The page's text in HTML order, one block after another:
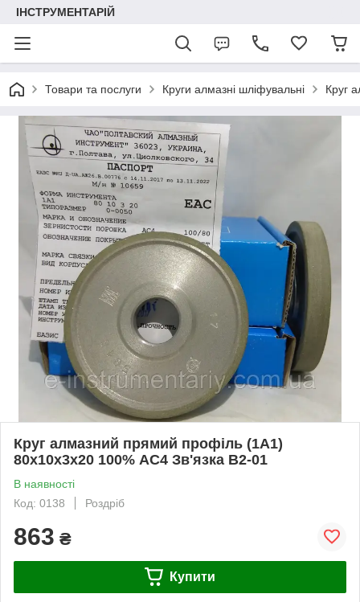
ІНСТРУМЕНТАРІЙ
Товари та послуги Круги алмазні шліфувальні Круг
Круг алмазний прямий профіль (1А1)
80х10х3х20 100% АС4 Зв'язка В2-01
В наявності
Код: 0138
Роздріб
863 ₴
Купити